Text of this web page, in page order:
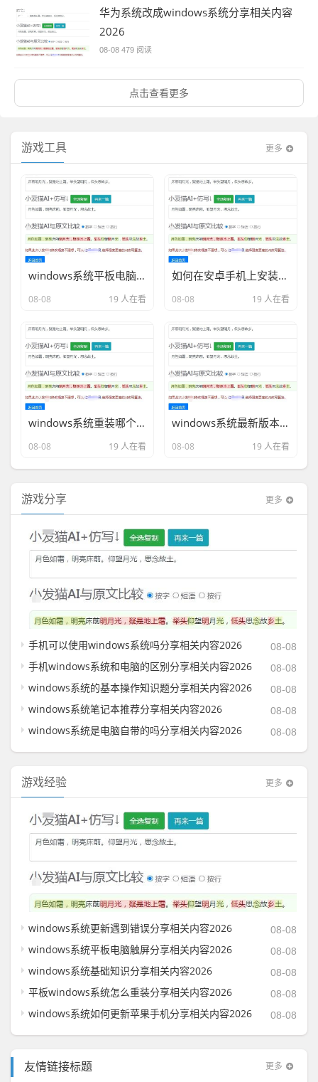
华为系统改成windows系统分享相关内容
2026
08-08 479 阅读
点击查看更多
游戏工具 更多
windows系统平板电脑哪款好分享相关内容2026
08-08 19 人在看
如何在安卓手机上安装windows系统分享相关内容2026
08-08 19 人在看
windows系统重装哪个软件好分享相关内容2026
08-08 19 人在看
windows系统最新版本分享相关内容2026
08-08 19 人在看
游戏分享 更多
08-08
手机可以使用windows系统吗分享相关内容2026
08-08
手机windows系统和电脑的区别分享相关内容2026
08-08
windows系统的基本操作知识题分享相关内容2026
08-08
windows系统笔记本推荐分享相关内容2026
08-08
windows系统是电脑自带的吗分享相关内容2026
游戏经验 更多
08-08
windows系统更新遇到错误分享相关内容2026
08-08
windows系统平板电脑触屏分享相关内容2026
08-08
windows系统基础知识分享相关内容2026
08-08
平板windows系统怎么重装分享相关内容2026
08-08
windows系统如何更新苹果手机分享相关内容2026
友情链接标题 更多